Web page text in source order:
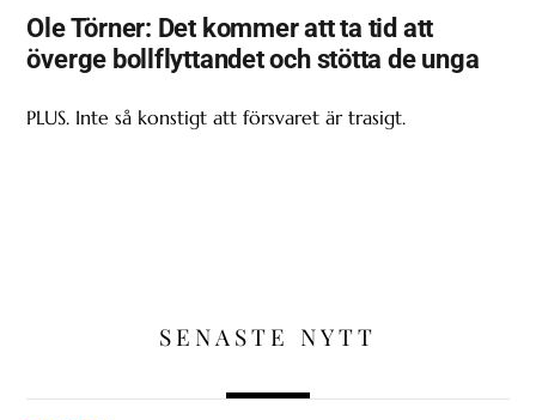
Ole Törner: Det kommer att ta tid att
överge bollflyttandet och stötta de unga
PLUS. Inte så konstigt att försvaret är trasigt.
SENASTE NYTT